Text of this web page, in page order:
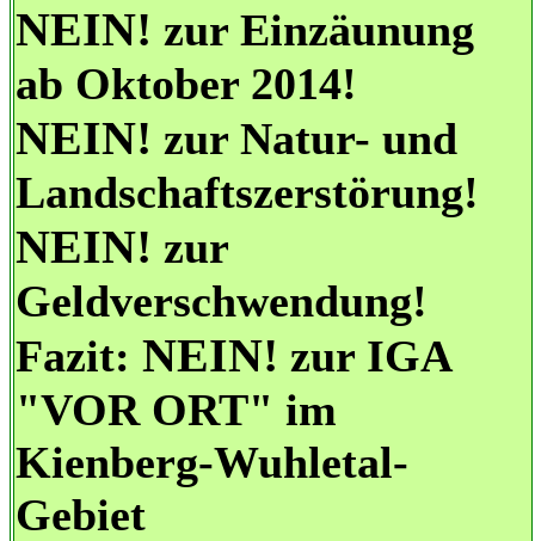
NEIN! zur Einzäunung
ab Oktober 2014!
NEIN! zur Natur- und
Landschaftszerstörung!
NEIN! zur
Geldverschwendung!
Fazit: NEIN! zur IGA
"VOR ORT" im
Kienberg-Wuhletal-
Gebiet